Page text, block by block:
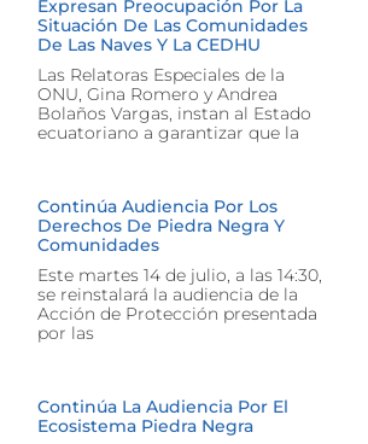
Expresan Preocupación Por La
Situación De Las Comunidades
De Las Naves Y La CEDHU
Las Relatoras Especiales de la
ONU, Gina Romero y Andrea
Bolaños Vargas, instan al Estado
ecuatoriano a garantizar que la
Continúa Audiencia Por Los
Derechos De Piedra Negra Y
Comunidades
Este martes 14 de julio, a las 14:30,
se reinstalará la audiencia de la
Acción de Protección presentada
por las
Continúa La Audiencia Por El
Ecosistema Piedra Negra